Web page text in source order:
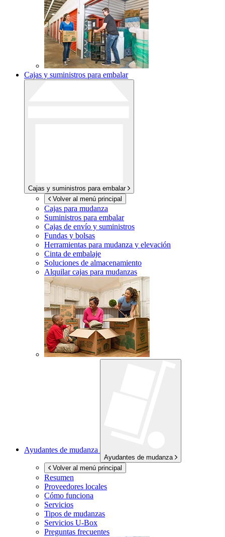
Cajas y suministros para embalar
Cajas y suministros para embalar
Volver al menú principal
Cajas para mudanza
Suministros para embalar
Cajas de envío y suministros
Fundas y bolsas
Herramientas para mudanza y elevación
Cinta de embalaje
Soluciones de almacenamiento
Alquilar cajas para mudanzas
Ayudantes de mudanza
Ayudantes de mudanza
Volver al menú principal
Resumen
Proveedores locales
Cómo funciona
Servicios
Tipos de mudanzas
Servicios U-Box
Preguntas frecuentes